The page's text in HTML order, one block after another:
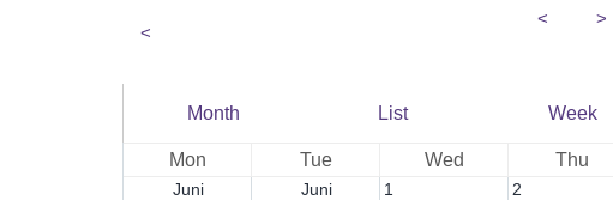
<
<
>
Month List Week
Mon Tue Wed Thu
Juni Juni 1 2